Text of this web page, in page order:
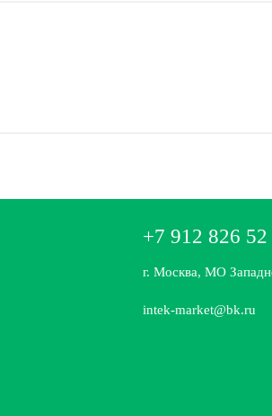
+7 912 826 52
г. Москва, МО
intek-market@bk.ru